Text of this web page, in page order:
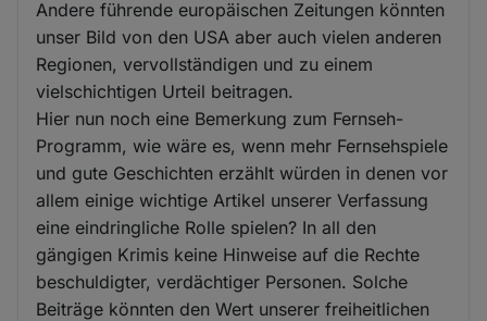
Andere führende europäischen Zeitungen könnten
unser Bild von den USA aber auch vielen anderen
Regionen, vervollständigen und zu einem
vielschichtigen Urteil beitragen.
Hier nun noch eine Bemerkung zum Fernseh-
Programm, wie wäre es, wenn mehr Fernsehspiele
und gute Geschichten erzählt würden in denen vor
allem einige wichtige Artikel unserer Verfassung
eine eindringliche Rolle spielen? In all den
gängigen Krimis keine Hinweise auf die Rechte
beschuldigter, verdächtiger Personen. Solche
Beiträge könnten den Wert unserer freiheitlichen